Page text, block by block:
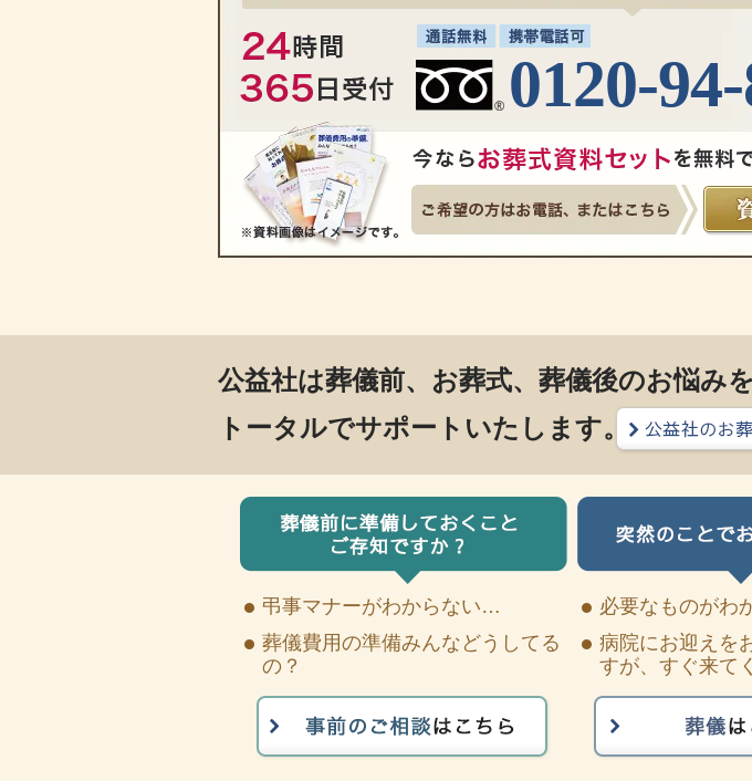
0120-
公益社は葬儀前、お葬式、葬儀後のお悩みを
トータルでサポートいたします。
弔事マナーがわからない…
葬儀費用の準備みんなどうしてる
の？
必要なものがわ
病院にお迎えを
すが、すぐ来て